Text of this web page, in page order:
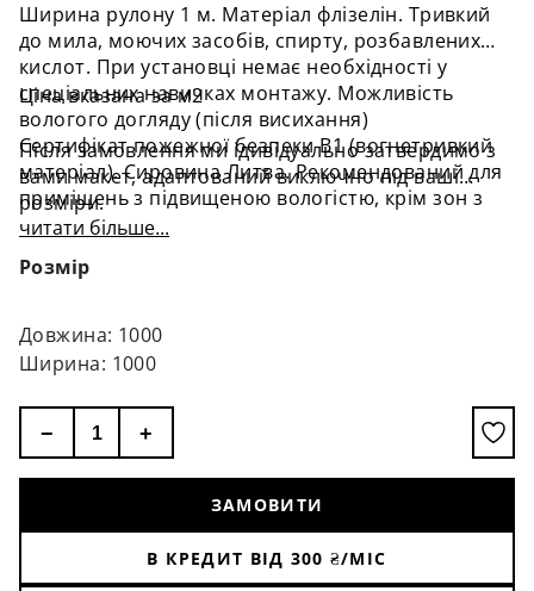
Ширина рулону 1 м. Матеріал флізелін. Тривкий
до мила, моючих засобів, спирту, розбавлених
кислот. При установці немає необхідності у
спеціальних навичках монтажу. Можливість
вологого догляду (після висихання)
Сертифікат пожежної безпеки В1 (вогнетривкий
матеріал). Сировина Литва. Рекомендований для
приміщень з підвищеною вологістю, крім зон з
прямим доступом води.
Ціна вказана за м2
Після замовлення ми ідивідуально затвердимо з
вами макет, адаптований виключно під ваші
розміри.
читати більше...
Розмір
Довжина: 1000
Ширина: 1000
− +
ЗАМОВИТИ
В КРЕДИТ ВІД 300 ₴/МІС